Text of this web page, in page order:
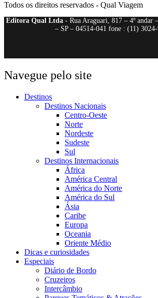
Todos os direitos reservados - Qual Viagem
Editora Qual Ltda- Rua Araguari, 817 – 4º andar
– SP – 04514-041 fone : (11)
Navegue pelo site
Destinos
Destinos Nacionais
Centro-Oeste
Norte
Nordeste
Sudeste
Sul
Destinos Internacionais
África
América Central
América do Norte
América do Sul
Ásia
Caribe
Europa
Oceania
Oriente Médio
Dicas e curiosidades
Especiais
Diário de Bordo
Cruzeiros
Intercâmbio